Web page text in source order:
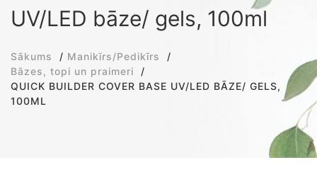
UV/LED bāze/ gels, 100ml
Sākums
Manikīrs/Pedikīrs
Bāzes, topi un praimeri
QUICK BUILDER COVER BASE UV/LED BĀZE/ GELS,
100ML